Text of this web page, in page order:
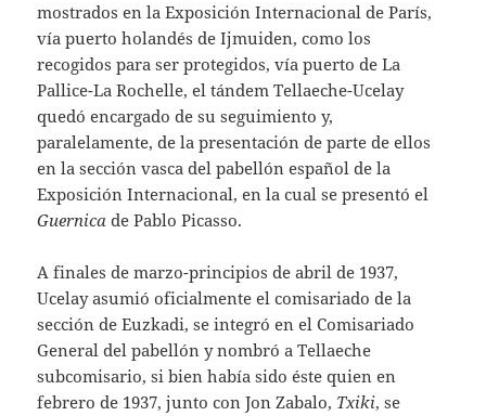
mostrados en la Exposición Internacional de París,
vía puerto holandés de Ijmuiden, como los
recogidos para ser protegidos, vía puerto de La
Pallice-La Rochelle, el tándem Tellaeche-Ucelay
quedó encargado de su seguimiento y,
paralelamente, de la presentación de parte de ellos
en la sección vasca del pabellón español de la
Exposición Internacional, en la cual se presentó el
Guernica de Pablo Picasso.
A finales de marzo-principios de abril de 1937,
Ucelay asumió oficialmente el comisariado de la
sección de Euzkadi, se integró en el Comisariado
General del pabellón y nombró a Tellaeche
subcomisario, si bien había sido éste quien en
febrero de 1937, junto con Jon Zabalo, Txiki, se